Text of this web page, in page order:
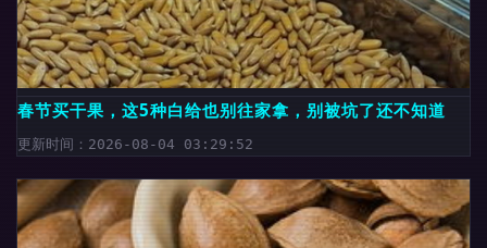
春节买干果，这5种白给也别往家拿，别被坑了还不知道
更新时间：2026-08-04 03:29:52